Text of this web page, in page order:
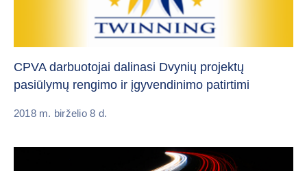
CPVA darbuotojai dalinasi Dvynių projektų
pasiūlymų rengimo ir įgyvendinimo patirtimi
2018 m. birželio 8 d.